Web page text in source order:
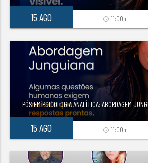
15 AGO access_time 11:00h
PÓS EM PSICOLOGIA ANALÍTICA: ABORDAGEM
15 AGO access_time 11:00h